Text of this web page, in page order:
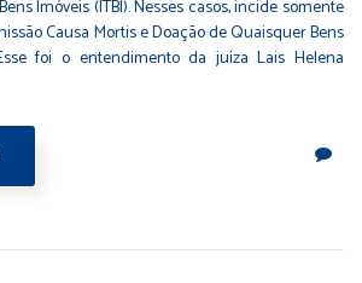
Imóveis (ITBI). Nesses casos, incide somente
Causa Mortis e Doação de Quaisquer Bens
foi o entendimento da juíza Lais Helena